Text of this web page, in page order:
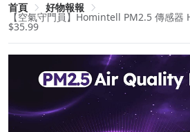
首頁 好物報報
【空氣守門員】Homintell PM2.5 傳感器
$35.99